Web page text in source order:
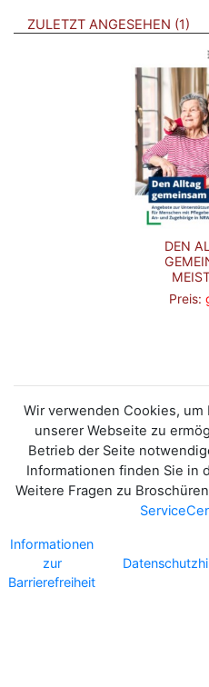
ZULETZT ANGESEHEN 1
DEN
Preis:
Wir verwenden Cookies,
unserer Webseite zu
Betrieb der Seite
Informationen finden Sie in
Weitere Fragen zu
Informationen
zur
Barrierefreiheit